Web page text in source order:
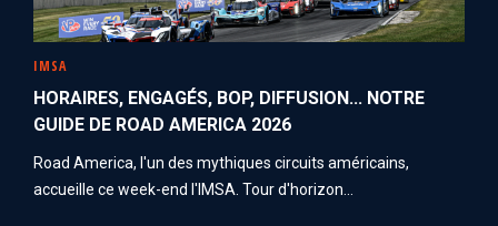
IMSA
HORAIRES, ENGAGÉS, BOP, DIFFUSION... NOTRE
GUIDE DE ROAD AMERICA 2026
Road America, l'un des mythiques circuits américains,
accueille ce week-end l'IMSA. Tour d'horizon...